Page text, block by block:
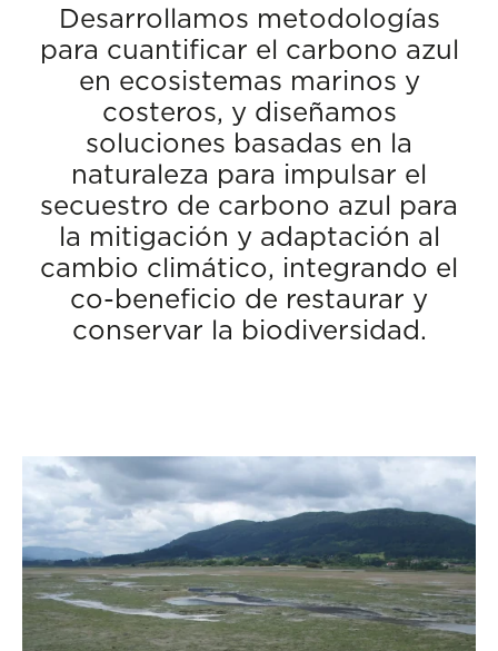
Desarrollamos metodologías
para cuantificar el carbono azul
en ecosistemas marinos y
costeros, y diseñamos
soluciones basadas en la
naturaleza para impulsar el
secuestro de carbono azul para
la mitigación y adaptación al
cambio climático, integrando el
co-beneficio de restaurar y
conservar la biodiversidad.